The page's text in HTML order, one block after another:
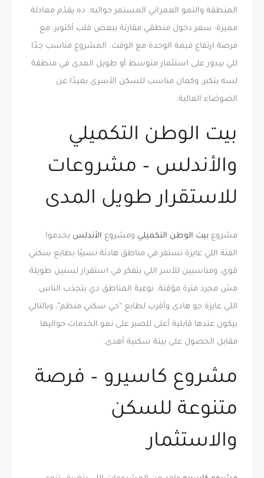
المنطقة والنمو العمراني المستمر حواليه. ده يقدّم معادلة
مميزة: سعر دخول منطقي مقارنة ببعض قلب أكتوبر، مع
فرصة ارتفاع قيمة الوحدة مع الوقت. المشروع مناسب جدًا
للي بيدور على استثمار متوسط أو طويل المدى في منطقة
لسه بتكبر، وكمان مناسب للسكن الأسرى بعيدًا عن
الضوضاء العالية.
بيت الوطن التكميلي
والأندلس – مشروعات
للاستقرار طويل المدى
مشروع بيت الوطن التكميلي ومشروع الأندلس يخدموا
الفئة اللي عايزة تستقر في مناطق هادئة نسبيًا بطابع سكني
قوي، ومناسبين للأسر اللي بتفكر في استقرار لسنين طويلة
مش مجرد فترة مؤقتة. نوعية المناطق دي بتجذب الناس
اللي عايزة جو هادى وأقرب لطابع “حي سكني منظم”، وبالتالي
بيكون عندها قابلية أعلى للصبر على نمو الخدمات حواليها
مقابل الحصول على بيئة سكنية أهدى.
مشروع كاسيرو – فرصة
متنوعة للسكن
والاستثمار